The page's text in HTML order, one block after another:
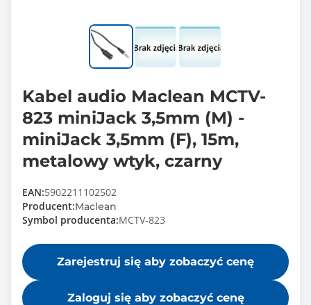
Kabel audio Maclean MCTV-
823 miniJack 3,5mm (M) -
miniJack 3,5mm (F), 15m,
metalowy wtyk, czarny
EAN:5902211102502
Producent:Maclean
Symbol producenta:MCTV-823
Zarejestruj się aby zobaczyć cenę
Zaloguj się aby zobaczyć cenę